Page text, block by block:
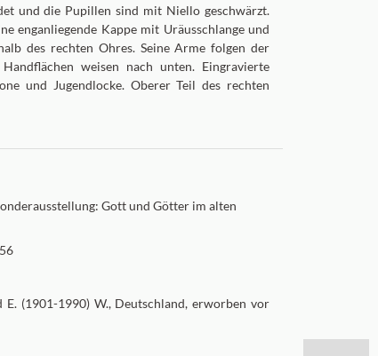
und die Pupillen sind mit Niello geschwärzt.
enganliegende Kappe mit Uräusschlange und
des rechten Ohres. Seine Arme folgen der
weisen nach unten. Eingravierte
und Jugendlocke. Oberer Teil des rechten
Gott und Götter im alten
E. (1901-1990) W., Deutschland, erworben vor